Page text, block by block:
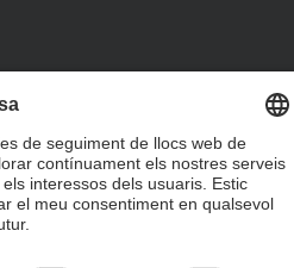
d'Enginyers de Camins,